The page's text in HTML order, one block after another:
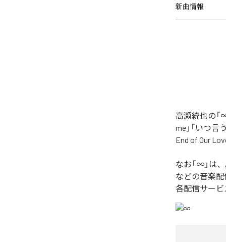
新曲情報
高瀬統也の「
me」「いつ言
End of Our
なお「∞ 」は、
などの音楽
各配信サービ